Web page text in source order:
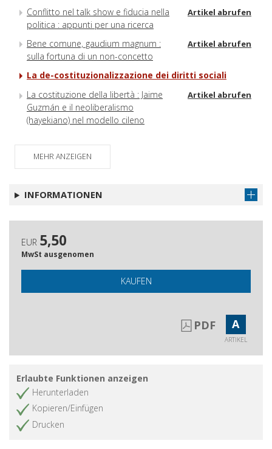
Conflitto nel talk show e fiducia nella
politica : appunti per una ricerca
Artikel abrufen
Bene comune, gaudium magnum :
sulla fortuna di un non-concetto
Artikel abrufen
La de-costituzionalizzazione dei diritti sociali
La costituzione della libertà : Jaime
Guzmán e il neoliberalismo
(hayekiano) nel modello cileno
Artikel abrufen
MEHR ANZEIGEN
INFORMATIONEN
EUR 5,50
MwSt ausgenomen
KAUFEN
PDF A
ARTIKEL
Erlaubte Funktionen anzeigen
Herunterladen
Kopieren/Einfügen
Drucken